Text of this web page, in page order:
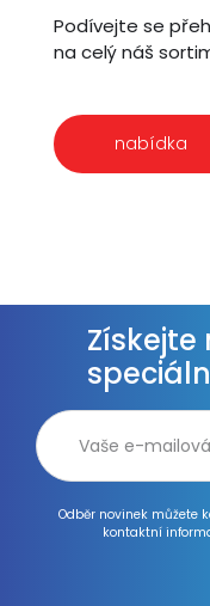
Podívejte se
na celý náš
nabídka
Získejte
Odběr novinek můžete
kontaktní